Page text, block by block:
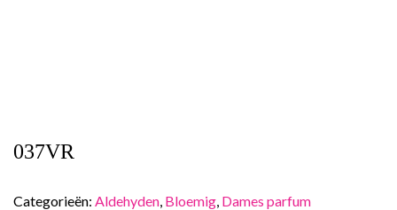
037VR
Categorieën: Aldehyden, Bloemig, Dames parfum